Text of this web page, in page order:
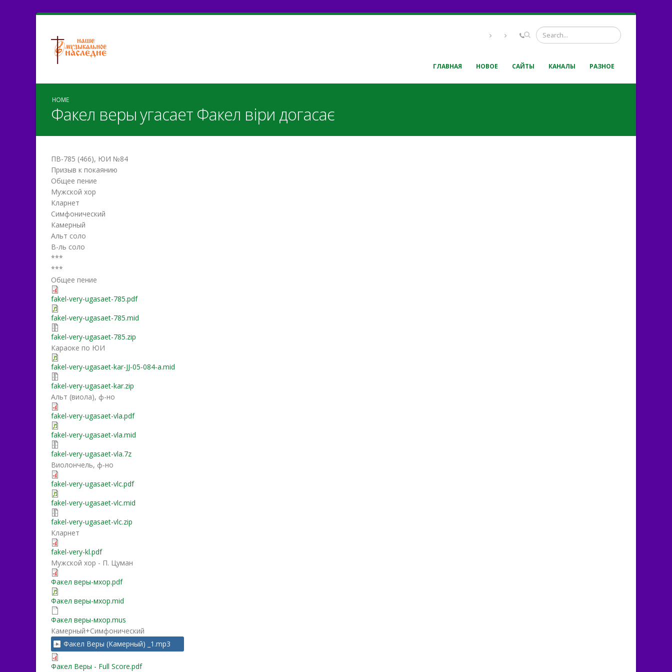
ГЛАВНАЯ НОВОЕ САЙТЫ КАНАЛЫ РАЗНОЕ
HOME
Факел веры угасает Факел віри догасає
ПВ-785 (466), ЮИ №84
Призыв к покаянию
Общее пение
Мужской хор
Кларнет
Симфонический
Камерный
Альт соло
В-ль соло
***
***
Общее пение
fakel-very-ugasaet-785.pdf
fakel-very-ugasaet-785.mid
fakel-very-ugasaet-785.zip
Караоке по ЮИ
fakel-very-ugasaet-kar-JJ-05-084-a.mid
fakel-very-ugasaet-kar.zip
Альт (виола), ф-но
fakel-very-ugasaet-vla.pdf
fakel-very-ugasaet-vla.mid
fakel-very-ugasaet-vla.7z
Виолончель, ф-но
fakel-very-ugasaet-vlc.pdf
fakel-very-ugasaet-vlc.mid
fakel-very-ugasaet-vlc.zip
Кларнет
fakel-very-kl.pdf
Мужской хор - П. Цуман
Факел веры-мхор.pdf
Факел веры-мхор.mid
Факел веры-мхор.mus
Камерный+Симфонический
Факел Веры (Камерный) _1.mp3
Факел Веры - Full Score.pdf